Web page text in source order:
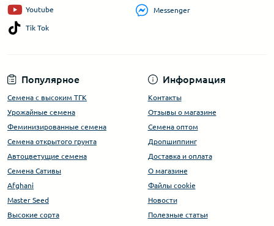
Популярное
Семена с высоким ТГК
Урожайные семена
Феминизированные семена
Семена открытого грунта
Автоцветущие семена
Семена Сативы
Afghani
Master Seed
Высокие сорта
Информация
Контакты
Отзывы о магазине
Семена оптом
Дропшиппинг
Доставка и оплата
О магазине
Файлы cookie
Новости
Полезные статьи
Youtube
Tik Tok
Messenger